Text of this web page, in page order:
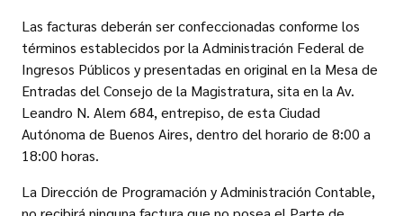
Las facturas deberán ser confeccionadas conforme los
términos establecidos por la Administración Federal de
Ingresos Públicos y presentadas en original en la Mesa de
Entradas del Consejo de la Magistratura, sita en la Av.
Leandro N. Alem 684, entrepiso, de esta Ciudad
Autónoma de Buenos Aires, dentro del horario de 8:00 a
18:00 horas.
La Dirección de Programación y Administración Contable,